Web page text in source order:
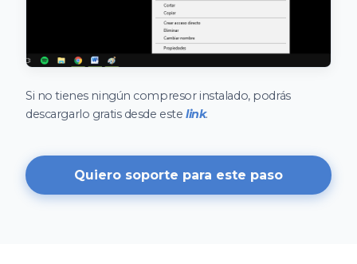
Si no tienes ningún compresor instalado, podrás
descargarlo gratis desde estelink.
Quiero soporte para este paso